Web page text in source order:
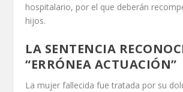
hospitalario, por el que deberán
hijos.
LA SENTENCIA
“ERRÓNEA ACTUACIÓN”
La mujer fallecida fue tratada por su